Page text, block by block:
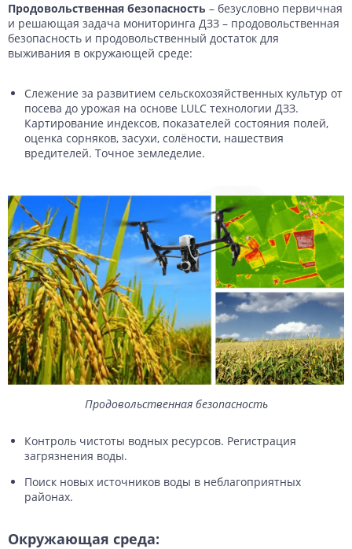
Продовольственная безопасность – безусловно первичная
и решающая задача мониторинга ДЗЗ – продовольственная
безопасность и продовольственный достаток для
выживания в окружающей среде:
Слежение за развитием сельскохозяйственных культур от
посева до урожая на основе LULC технологии ДЗЗ.
Картирование индексов, показателей состояния полей,
оценка сорняков, засухи, солёности, нашествия
вредителей. Точное земледелие.
Продовольственная безопасность
Контроль чистоты водных ресурсов. Регистрация
загрязнения воды.
Поиск новых источников воды в неблагоприятных
районах.
Окружающая среда: